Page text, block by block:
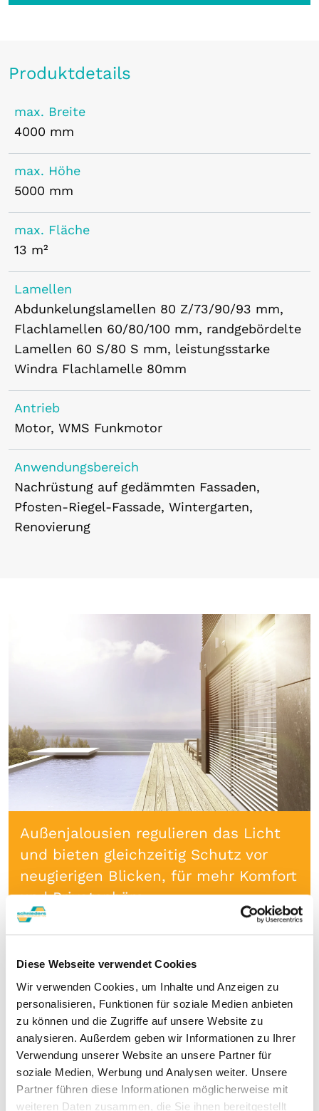
Diese Webseite verwendet Cookies
Wir verwenden Cookies, um Inhalte und Anzeigen zu
personalisieren, Funktionen für soziale Medien anbieten
zu können und die Zugriffe auf unsere Website zu
analysieren. Außerdem geben wir Informationen zu Ihrer
Verwendung unserer Website an unsere Partner für
soziale Medien, Werbung und Analysen weiter. Unsere
Partner führen diese Informationen möglicherweise mit
weiteren Daten zusammen, die Sie ihnen bereitgestellt
Produktdetails
max. Breite
4000 mm
max. Höhe
5000 mm
max. Fläche
13 m²
Lamellen
Abdunkelungslamellen 80 Z/73/90/93 mm,
Flachlamellen 60/80/100 mm, randgebördelte
Lamellen 60 S/80 S mm, leistungsstarke
Windra Flachlamelle 80mm
Antrieb
Motor, WMS Funkmotor
Anwendungsbereich
Nachrüstung auf gedämmten Fassaden,
Pfosten-Riegel-Fassade, Wintergarten,
Renovierung
Außenjalousien regulieren das Licht
und bieten gleichzeitig Schutz vor
neugierigen Blicken, für mehr Komfort
und Privatsphäre.